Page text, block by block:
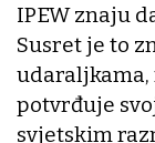
IPEW znaju
Susret je to
udaraljkama,
potvrđuje
svjetskim